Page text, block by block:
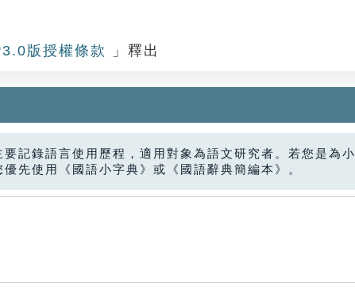
版授權條款 」釋出
記錄語言使用歷程，適用對象為語文研究者。若您是為小
先使用《國語小字典》或《國語辭典簡編本》。